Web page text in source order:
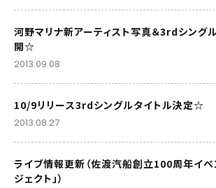
河野マリナ新アーティスト写真＆3rdシング
開☆
2013.09.08
10/9リリース3rdシングルタイトル決定☆
2013.08.27
ライブ情報更新（佐渡汽船創立100周年イベ
ジェクト」）